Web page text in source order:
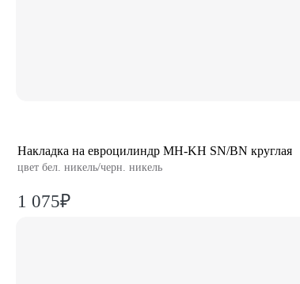
Накладка на евроцилиндр MH-KH SN/BN круглая
цвет бел. никель/черн. никель
1 075₽